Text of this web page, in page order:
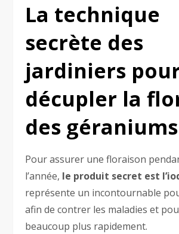
La technique
secrète des
jardiniers
décupler la
des géraniums
Pour assurer une floraison
l’année, le produit secret est
représente un incontournable
afin de contrer les maladies et
beaucoup plus rapidement.